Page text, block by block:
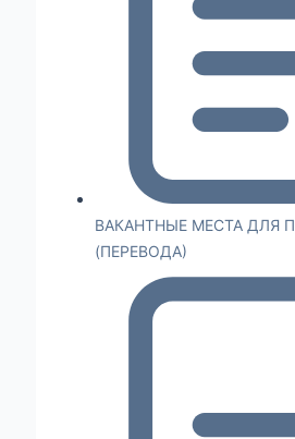
ВАКАНТНЫЕ МЕСТА ДЛЯ
(ПЕРЕВОДА)